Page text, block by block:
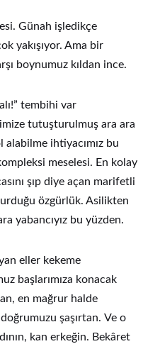
Günah işledikçe
yakışıyor. Ama bir
boynumuz kıldan ince.
tembihi var
tutuşturulmuş ara ara
ihtiyacımız bu
meselesi. En kolay
şıp diye açan marifetli
özgürlük. Asilikten
yabancıyız bu yüzden.
eller kekeme
başlarımıza konacak
en mağrur halde
şaşırtan. Ve o
kan erkeğin. Bekâret